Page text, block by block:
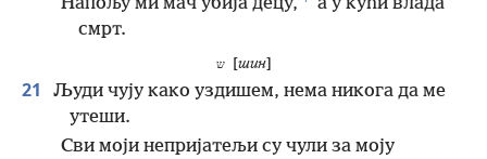
Напољу ми мач убија децу,
а у кући влада
смрт.
ש[ шин]
21
Људи чују како уздишем, нема никога да ме
утеши.
Сви моји непријатељи су чули за моју